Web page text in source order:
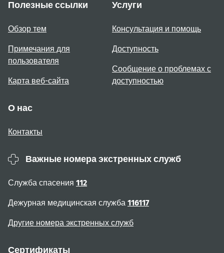
Полезные ссылки
Обзор тем
Примечания для
пользователя
Карта веб-сайта
Услуги
Консультация и помощь
Доступность
Сообщение о проблемах с
доступностью
О нас
Контакты
Важные номера экстренных служб
Служба спасения 112
Дежурная медицинская служба 116117
Другие номера экстренных служб
Сертификаты